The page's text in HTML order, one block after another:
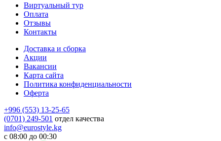
Виртуальный тур
Оплата
Отзывы
Контакты
Доставка и сборка
Акции
Вакансии
Карта сайта
Политика конфиденциальности
Оферта
+996 (553) 13-25-65
(0701) 249-501 отдел качества
info@eurostyle.kg
с 08:00 до 00:30